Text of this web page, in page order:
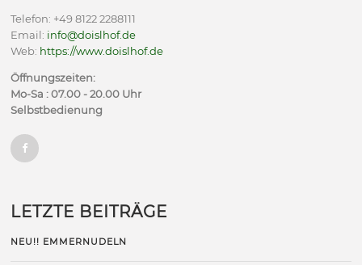
Telefon: +49 8122 2288111
Email: info@doislhof.de
Web: https://www.doislhof.de
Öffnungszeiten:
Mo-Sa : 07.00 - 20.00 Uhr
Selbstbedienung
LETZTE BEITRÄGE
NEU!! EMMERNUDELN